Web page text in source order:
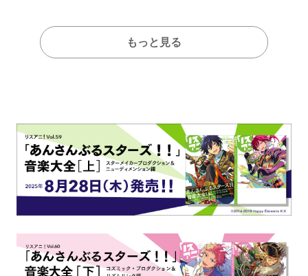
もっと見る